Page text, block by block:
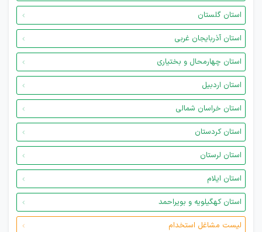
استان گلستان
استان آذربایجان غربی
استان چهارمحال و بختیاری
استان اردبیل
استان خراسان شمالی
استان کردستان
استان لرستان
استان ایلام
استان کهگیلویه و بویراحمد
لیست مشاغل استخدام